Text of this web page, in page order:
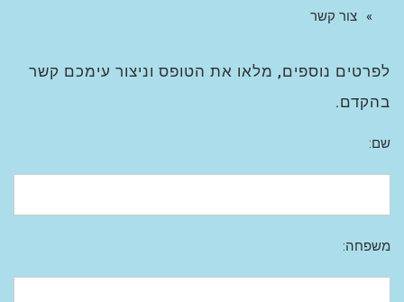
צור קשר
לפרטים נוספים, מלאו את הטופס וניצור עימכם קשר
בהקדם.
שם:
משפחה: